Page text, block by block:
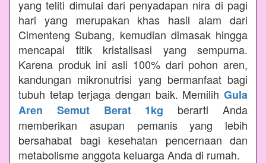
yang teliti dimulai dari penyadapan nira di pagi
hari yang merupakan khas hasil alam dari
Cimenteng Subang, kemudian dimasak hingga
mencapai titik kristalisasi yang sempurna.
Karena produk ini asli 100% dari pohon aren,
kandungan mikronutrisi yang bermanfaat bagi
tubuh tetap terjaga dengan baik. Memilih Gula
Aren Semut Berat 1kg berarti Anda
memberikan asupan pemanis yang lebih
bersahabat bagi kesehatan pencernaan dan
metabolisme anggota keluarga Anda di rumah.